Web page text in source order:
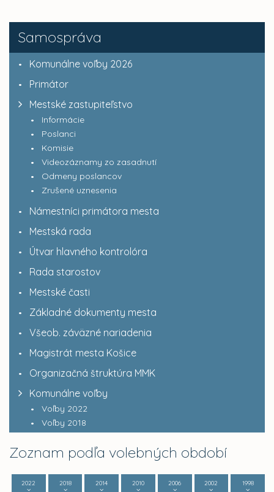
Samospráva
Komunálne voľby 2026
Primátor
Mestské zastupiteľstvo
Informácie
Poslanci
Komisie
Videozáznamy zo zasadnutí
Odmeny poslancov
Zrušené uznesenia
Námestníci primátora mesta
Mestská rada
Útvar hlavného kontrolóra
Rada starostov
Mestské časti
Základné dokumenty mesta
Všeob. záväzné nariadenia
Magistrát mesta Košice
Organizačná štruktúra MMK
Komunálne voľby
Voľby 2022
Voľby 2018
Zoznam podľa volebných období
2022
2018
2014
2010
2006
2002
1998